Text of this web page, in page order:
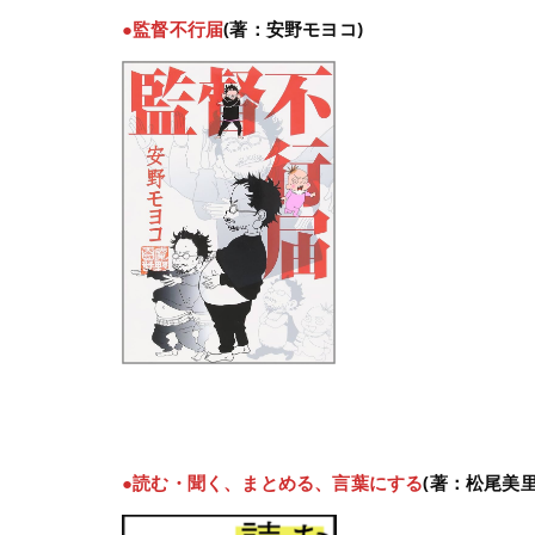
●監督不行届(著：安野モヨコ)
●読む・聞く、まとめる、言葉にする(著：松尾美